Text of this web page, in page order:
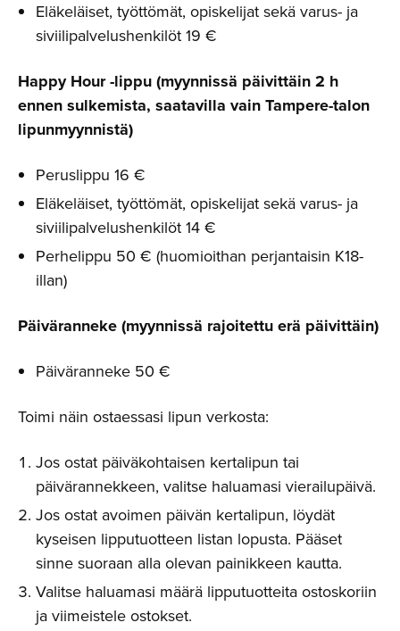
Eläkeläiset, työttömät, opiskelijat sekä varus- ja
siviilipalvelushenkilöt 19 €
Happy Hour -lippu (myynnissä päivittäin 2 h
ennen sulkemista, saatavilla vain Tampere-talon
lipunmyynnistä)
Peruslippu 16 €
Eläkeläiset, työttömät, opiskelijat sekä varus- ja
siviilipalvelushenkilöt 14 €
Perhelippu 50 € (huomioithan perjantaisin K18-
illan)
Päiväranneke (myynnissä rajoitettu erä päivittäin)
Päiväranneke 50 €
Toimi näin ostaessasi lipun verkosta:
Jos ostat päiväkohtaisen kertalipun tai
päivärannekkeen, valitse haluamasi vierailupäivä.
Jos ostat avoimen päivän kertalipun, löydät
kyseisen lipputuotteen listan lopusta. Pääset
sinne suoraan alla olevan painikkeen kautta.
Valitse haluamasi määrä lipputuotteita ostoskoriin
ja viimeistele ostokset.